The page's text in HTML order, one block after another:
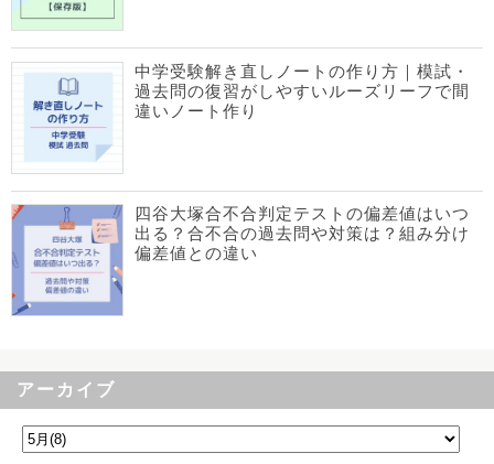
中学受験解き直しノートの作り方｜模試・
過去問の復習がしやすいルーズリーフで間
違いノート作り
四谷大塚合不合判定テストの偏差値はいつ
出る？合不合の過去問や対策は？組み分け
偏差値との違い
アーカイブ